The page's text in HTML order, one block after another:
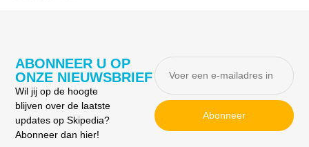
ABONNEER U OP
ONZE NIEUWSBRIEF
Wil jij op de hoogte
blijven over de laatste
updates op Skipedia?
Abonneer dan hier!
Abonneer